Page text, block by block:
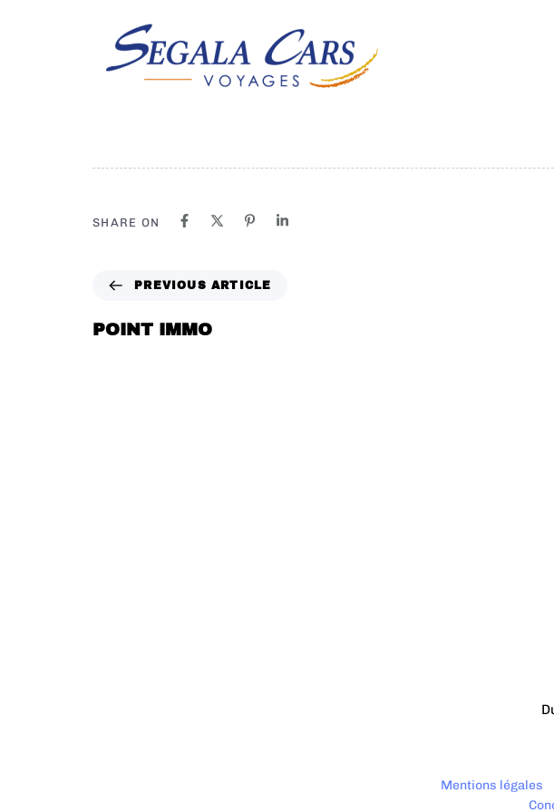
SHARE ON
PREVIOUS ARTICLE
POINT IMMO
Mentions légales